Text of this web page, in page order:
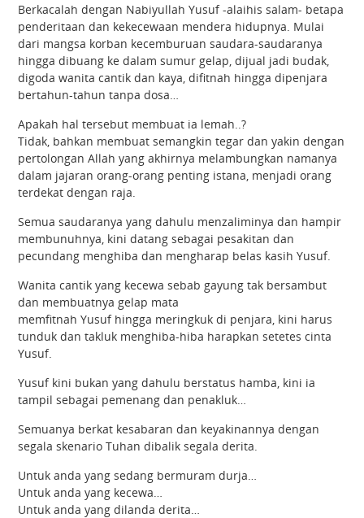
Berkacalah dengan Nabiyullah Yusuf -alaihis salam- betapa
penderitaan dan kekecewaan mendera hidupnya. Mulai
dari mangsa korban kecemburuan saudara-saudaranya
hingga dibuang ke dalam sumur gelap, dijual jadi budak,
digoda wanita cantik dan kaya, difitnah hingga dipenjara
bertahun-tahun tanpa dosa…
Apakah hal tersebut membuat ia lemah..?
Tidak, bahkan membuat semangkin tegar dan yakin dengan
pertolongan Allah yang akhirnya melambungkan namanya
dalam jajaran orang-orang penting istana, menjadi orang
terdekat dengan raja.
Semua saudaranya yang dahulu menzaliminya dan hampir
membunuhnya, kini datang sebagai pesakitan dan
pecundang menghiba dan mengharap belas kasih Yusuf.
Wanita cantik yang kecewa sebab gayung tak bersambut
dan membuatnya gelap mata
memfitnah Yusuf hingga meringkuk di penjara, kini harus
tunduk dan takluk menghiba-hiba harapkan setetes cinta
Yusuf.
Yusuf kini bukan yang dahulu berstatus hamba, kini ia
tampil sebagai pemenang dan penakluk…
Semuanya berkat kesabaran dan keyakinannya dengan
segala skenario Tuhan dibalik segala derita.
Untuk anda yang sedang bermuram durja…
Untuk anda yang kecewa…
Untuk anda yang dilanda derita…